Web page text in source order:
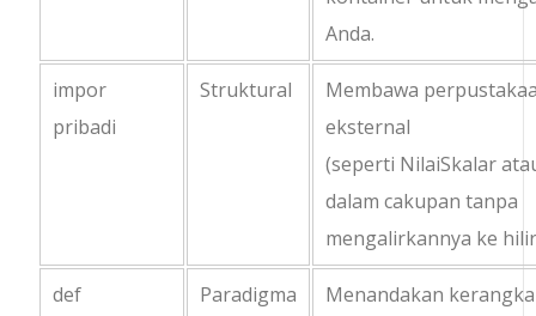
Anda.
impor
pribadi
Struktural
Membawa
eksternal
(seperti NilaiSkalar
dalam cakupan tanpa
mengalirkannya ke
def Paradigma
Menandakan